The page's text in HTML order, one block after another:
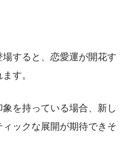
すると、恋愛運が開花す
す。
を持っている場合、新し
ックな展開が期待できそ